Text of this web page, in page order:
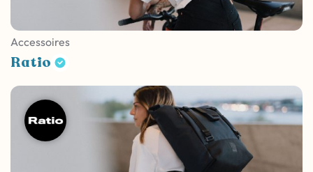
Accessoires
Ratio